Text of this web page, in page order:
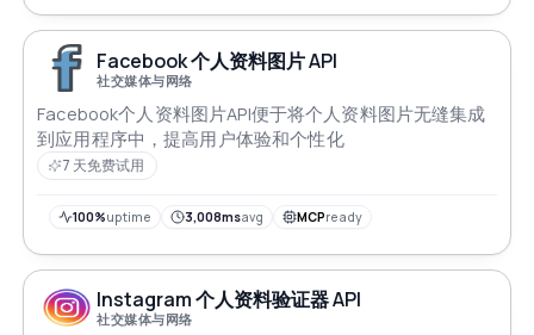
Facebook 个人资料图片 API
社交媒体与网络
Facebook个人资料图片API便于将个人资料图片无缝集成
到应用程序中，提高用户体验和个性化
7 天免费试用
100%uptime 3,008msavg MCPready
Instagram 个人资料验证器 API
社交媒体与网络